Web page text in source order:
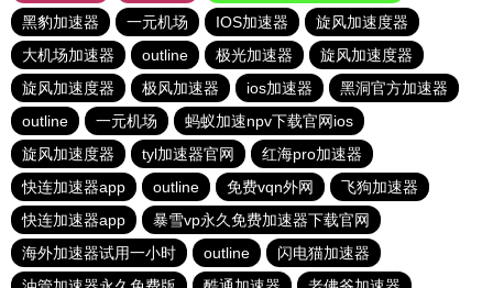
黑豹加速器
一元机场 IOS加速器
旋风加速度器
大机场加速器
outline 极光加速器
旋风加速度器
旋风加速度器
极风加速器 ios加速器
黑洞官方加速器
outline
一元机场
蚂蚁加速npv下载官网ios
旋风加速度器
tyl加速器官网
红海pro加速器
快连加速器app
outline 免费vqn外网
飞狗加速器
快连加速器app
暴雪vp永久免费加速器下载官网
海外加速器试用一小时
outline
闪电猫加速器